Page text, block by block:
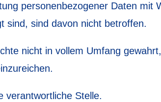
personenbezogener Daten mit
sind, sind davon nicht betroffen.
nicht in vollem Umfang
verantwortliche Stelle.